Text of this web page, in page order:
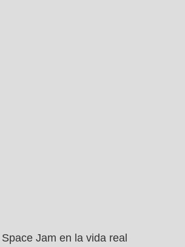
Space Jam en la vida real